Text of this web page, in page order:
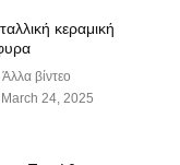
κεραμική
Άλλα βίντεο
March 24, 2025